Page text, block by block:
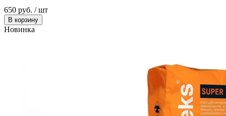
650 руб. / шт
В корзину
Новинка